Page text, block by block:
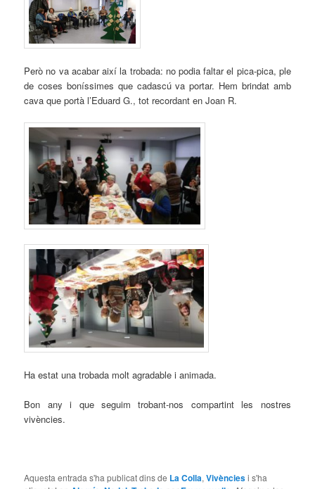
Però no va acabar així la trobada: no podia faltar el pica-pica, ple
de coses boníssimes que cadascú va portar. Hem brindat amb
cava que portà l’Eduard G., tot recordant en Joan R.
Ha estat una trobada molt agradable i animada.
Bon any i que seguim trobant-nos compartint les nostres
vivències.
Aquesta entrada s'ha publicat dins de La Colla,Vivènciesi s'ha